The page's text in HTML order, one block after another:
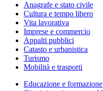
Anagrafe e stato civile
Cultura e tempo libero
Vita lavorativa
Imprese e commercio
Appalti pubblici
Catasto e urbanistica
Turismo
Mobilità e trasporti
Educazione e formazione